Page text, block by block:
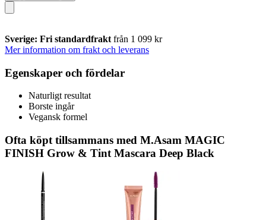
Sverige: Fri standardfrakt från 1 099 kr
Mer information om frakt och leverans
Egenskaper och fördelar
Naturligt resultat
Borste ingår
Vegansk formel
Ofta köpt tillsammans med M.Asam MAGIC
FINISH Grow & Tint Mascara Deep Black